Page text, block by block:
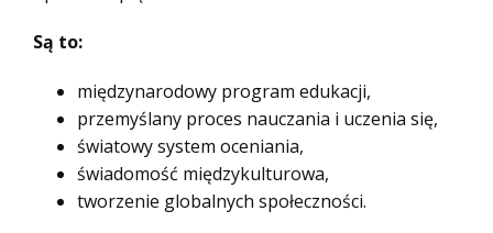
Są to:
międzynarodowy program edukacji,
przemyślany proces nauczania i uczenia się,
światowy system oceniania,
świadomość międzykulturowa,
tworzenie globalnych społeczności.